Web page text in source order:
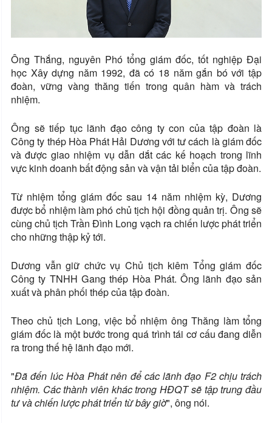
Ông Thắng, nguyên Phó tổng giám đốc, tốt nghiệp Đại
học Xây dựng năm 1992, đã có 18 năm gắn bó với tập
đoàn, vững vàng thăng tiến trong quân hàm và trách
nhiệm.
Ông sẽ tiếp tục lãnh đạo công ty con của tập đoàn là
Công ty thép Hòa Phát Hải Dương với tư cách là giám đốc
và được giao nhiệm vụ dẫn dắt các kế hoạch trong lĩnh
vực kinh doanh bất động sản và vận tải biển của tập đoàn.
Từ nhiệm tổng giám đốc sau 14 năm nhiệm kỳ, Dương
được bổ nhiệm làm phó chủ tịch hội đồng quản trị. Ông sẽ
cùng chủ tịch Trần Đình Long vạch ra chiến lược phát triển
cho những thập kỷ tới.
Dương vẫn giữ chức vụ Chủ tịch kiêm Tổng giám đốc
Công ty TNHH Gang thép Hòa Phát. Ông lãnh đạo sản
xuất và phân phối thép của tập đoàn.
Theo chủ tịch Long, việc bổ nhiệm ông Thăng làm tổng
giám đốc là một bước trong quá trình tái cơ cấu đang diễn
ra trong thế hệ lãnh đạo mới.
"Đã đến lúc Hòa Phát nên để các lãnh đạo F2 chịu trách
nhiệm. Các thành viên khác trong HĐQT sẽ tập trung đầu
tư và chiến lược phát triển từ bây giờ", ông nói.